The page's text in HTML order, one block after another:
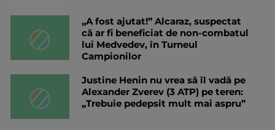
„A fost ajutat!” Alcaraz, suspectat
că ar fi beneficiat de non-combatul
lui Medvedev, în Turneul
Campionilor
Justine Henin nu vrea să îl vadă pe
Alexander Zverev (3 ATP) pe teren:
„Trebuie pedepsit mult mai aspru”